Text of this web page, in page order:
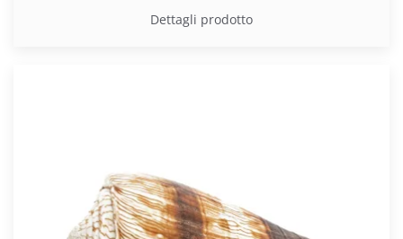
Dettagli prodotto